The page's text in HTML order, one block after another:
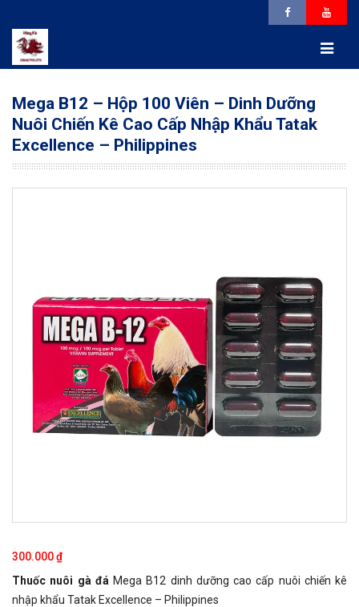
Mega B12 – Hộp 100 Viên – Dinh Dưỡng
Nuôi Chiến Kê Cao Cấp Nhập Khẩu Tatak
Excellence – Philippines
300.000₫
Thuốc nuôi gà đá Mega B12 dinh dưỡng cao cấp nuôi chiến kê
nhập khẩu Tatak Excellence – Philippines